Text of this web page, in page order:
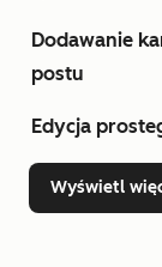
Dodawanie
postu
Edycja
Wyświetl